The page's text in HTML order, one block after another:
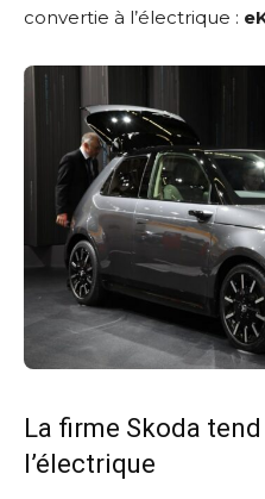
convertie à l’électrique :
La firme Skoda
l’électrique